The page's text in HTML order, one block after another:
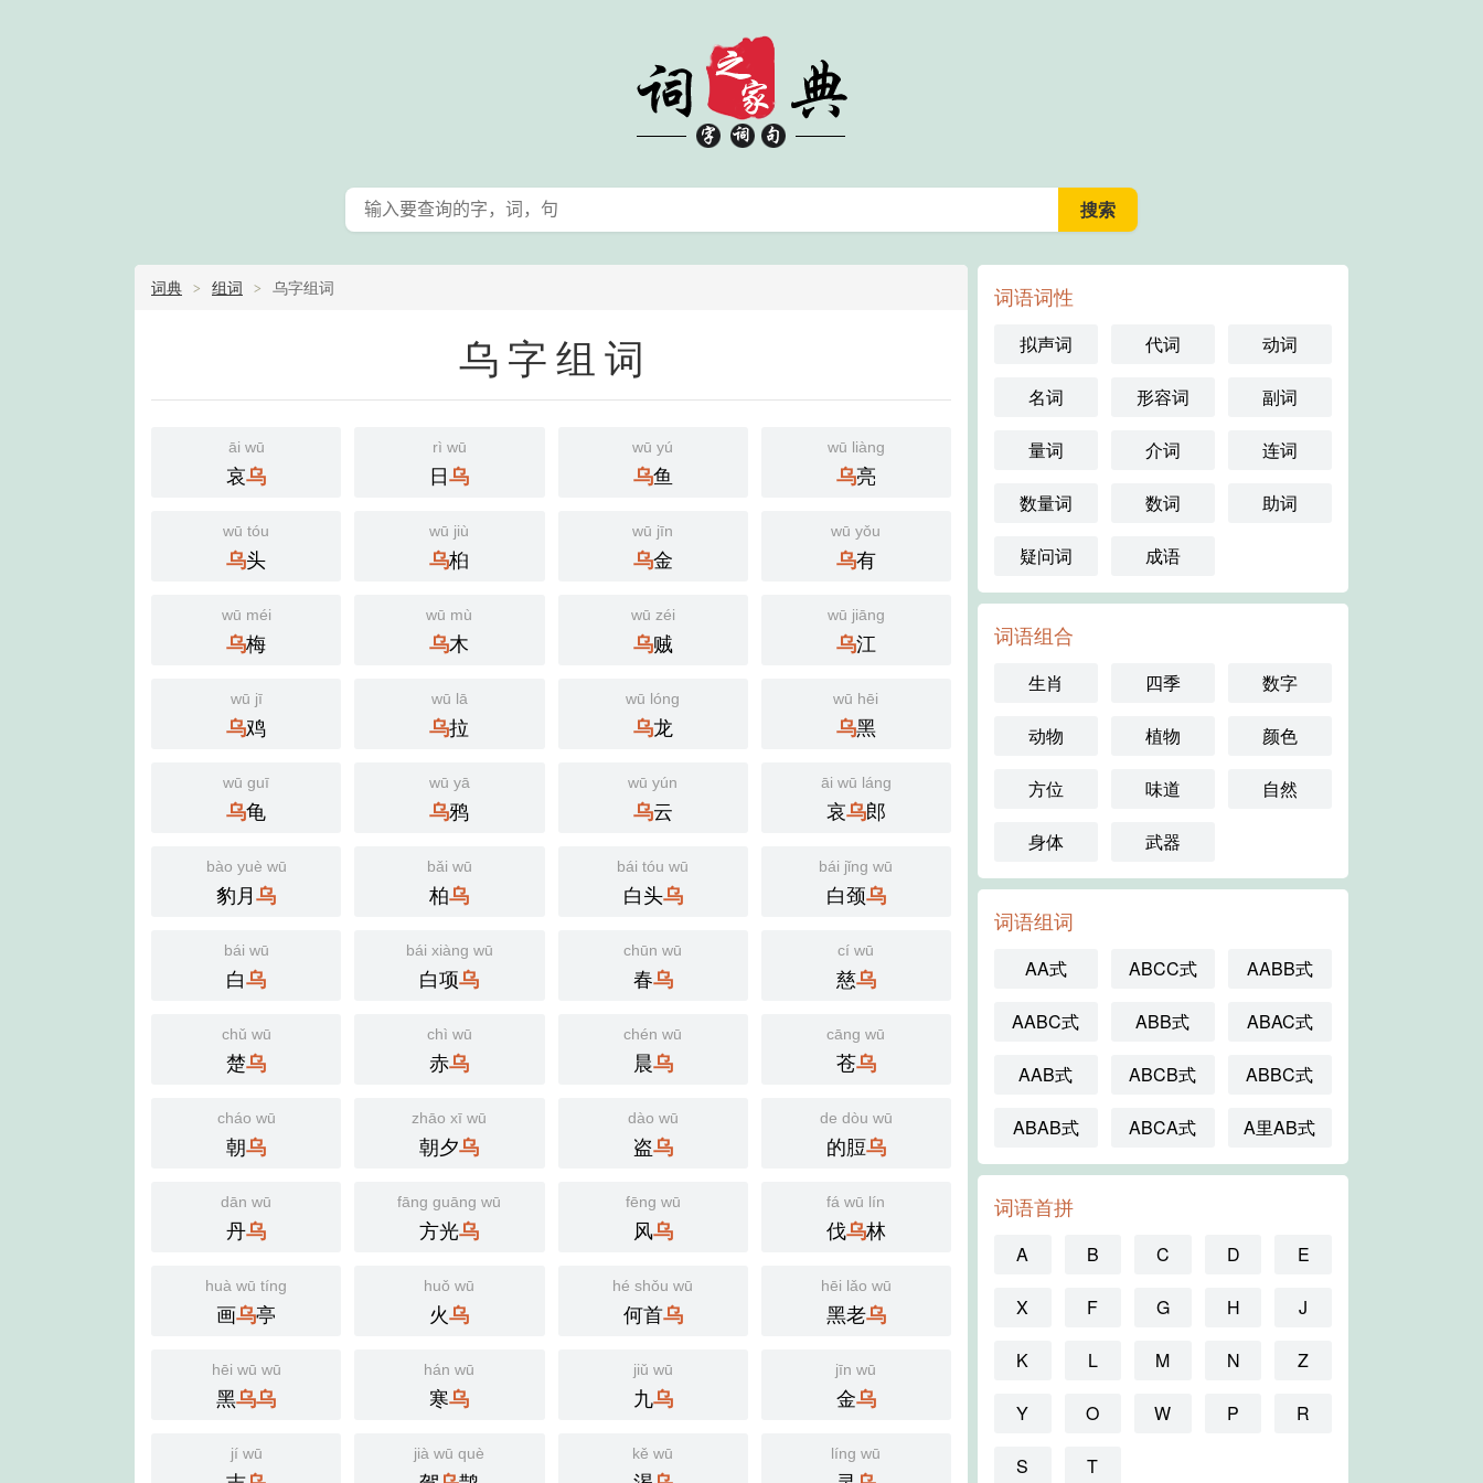
词典 组词 乌字组词
乌字组词
āi wū
哀乌
rì wū
日乌
wū yú
乌鱼
wū liàng
乌亮
wū tóu
乌头
wū jiù
乌桕
wū jīn
乌金
wū yǒu
乌有
wū méi
乌梅
wū mù
乌木
wū zéi
乌贼
wū jiāng
乌江
wū jī
乌鸡
wū lā
乌拉
wū lóng
乌龙
wū hēi
乌黑
wū guī
乌龟
wū yā
乌鸦
wū yún
乌云
āi wū láng
哀乌郎
bào yuè wū
豹月乌
bǎi wū
柏乌
bái tóu wū
白头乌
bái jǐng wū
白颈乌
bái wū
白乌
bái xiàng wū
白项乌
chūn wū
春乌
cí wū
慈乌
chǔ wū
楚乌
chì wū
赤乌
chén wū
晨乌
cāng wū
苍乌
cháo wū
朝乌
zhāo xī wū
朝夕乌
dào wū
盗乌
de dòu wū
的脰乌
dān wū
丹乌
fāng guāng wū
方光乌
fēng wū
风乌
fá wū lín
伐乌林
huà wū tíng
画乌亭
huǒ wū
火乌
hé shǒu wū
何首乌
hēi lǎo wū
黑老乌
hēi wū wū
黑乌乌
hán wū
寒乌
jiǔ wū
九乌
jīn wū
金乌
jí wū jià wū què kě wū líng wū
词语词性
拟声词 代词 动词
名词 形容词 副词
量词 介词 连词
数量词 数词 助词
疑问词 成语
词语组合
生肖 四季 数字
动物 植物 颜色
方位 味道 自然
身体 武器
词语组词
AA式 ABCC式 AABB式
AABC式 ABB式 ABAC式
AAB式 ABCB式 ABBC式
ABAB式 ABCA式 A里AB式
词语首拼
A B C D E
X F G H J
K L M N Z
Y O W P R
S T